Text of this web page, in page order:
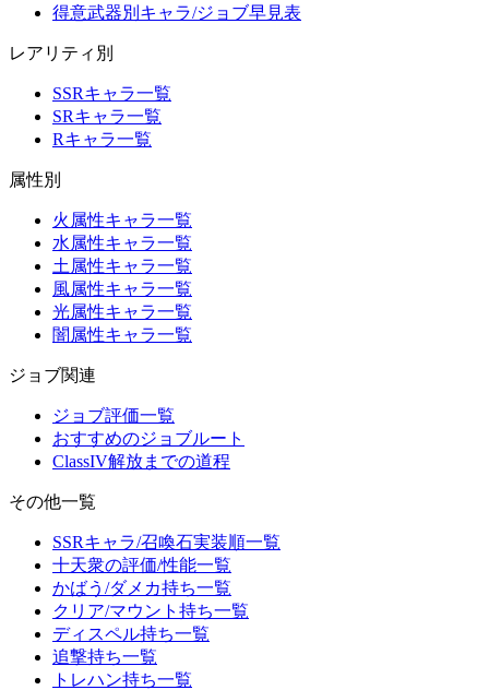
得意武器別キャラ/ジョブ早見表
レアリティ別
SSRキャラ一覧
SRキャラ一覧
Rキャラ一覧
属性別
火属性キャラ一覧
水属性キャラ一覧
土属性キャラ一覧
風属性キャラ一覧
光属性キャラ一覧
闇属性キャラ一覧
ジョブ関連
ジョブ評価一覧
おすすめのジョブルート
ClassIV解放までの道程
その他一覧
SSRキャラ/召喚石実装順一覧
十天衆の評価/性能一覧
かばう/ダメカ持ち一覧
クリア/マウント持ち一覧
ディスペル持ち一覧
追撃持ち一覧
トレハン持ち一覧